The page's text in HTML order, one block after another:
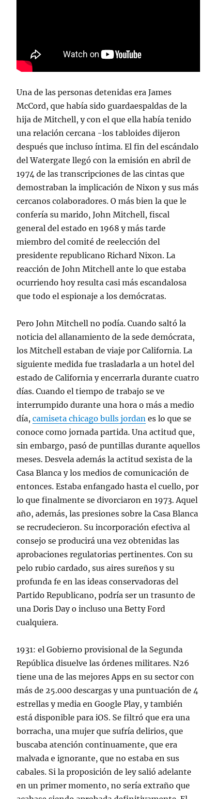
Una de las personas detenidas era James
McCord, que había sido guardaespaldas de la
hija de Mitchell, y con el que ella había tenido
una relación cercana -los tabloides dijeron
después que incluso íntima. El fin del escándalo
del Watergate llegó con la emisión en abril de
1974 de las transcripciones de las cintas que
demostraban la implicación de Nixon y sus más
cercanos colaboradores. O más bien la que le
confería su marido, John Mitchell, fiscal
general del estado en 1968 y más tarde
miembro del comité de reelección del
presidente republicano Richard Nixon. La
reacción de John Mitchell ante lo que estaba
ocurriendo hoy resulta casi más escandalosa
que todo el espionaje a los demócratas.
Pero John Mitchell no podía. Cuando saltó la
noticia del allanamiento de la sede demócrata,
los Mitchell estaban de viaje por California. La
siguiente medida fue trasladarla a un hotel del
estado de California y encerrarla durante cuatro
días. Cuando el tiempo de trabajo se ve
interrumpido durante una hora o más a medio
día,camiseta chicago bulls jordan es lo que se
conoce como jornada partida. Una actitud que,
sin embargo, pasó de puntillas durante aquellos
meses. Desvela además la actitud sexista de la
Casa Blanca y los medios de comunicación de
entonces. Estaba enfangado hasta el cuello, por
lo que finalmente se divorciaron en 1973. Aquel
año, además, las presiones sobre la Casa Blanca
se recrudecieron. Su incorporación efectiva al
consejo se producirá una vez obtenidas las
aprobaciones regulatorias pertinentes. Con su
pelo rubio cardado, sus aires sureños y su
profunda fe en las ideas conservadoras del
Partido Republicano, podría ser un trasunto de
una Doris Day o incluso una Betty Ford
cualquiera.
1931: el Gobierno provisional de la Segunda
República disuelve las órdenes militares. N26
tiene una de las mejores Apps en su sector con
más de 25.000 descargas y una puntuación de 4
estrellas y media en Google Play, y también
está disponible para iOS. Se filtró que era una
borracha, una mujer que sufría delirios, que
buscaba atención continuamente, que era
malvada e ignorante, que no estaba en sus
cabales. Si la proposición de ley salió adelante
en un primer momento, no sería extraño que